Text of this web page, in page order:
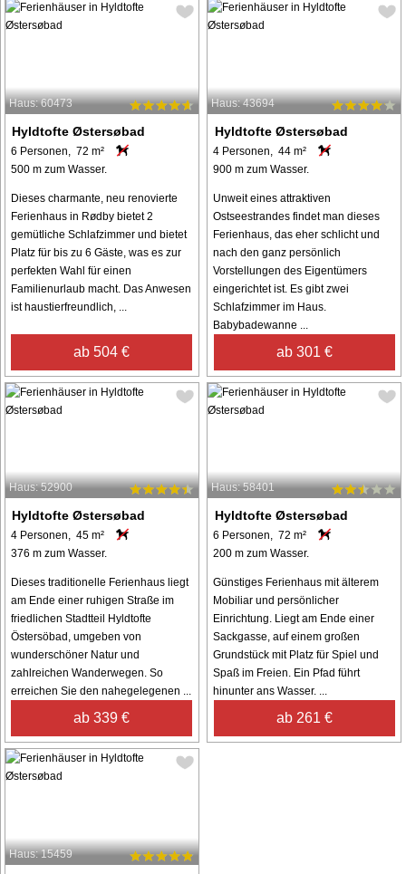
Haus: 60473
Hyldtofte Østersøbad
6 Personen, 72 m²
500 m zum Wasser.
Dieses charmante, neu renovierte
Ferienhaus in Rødby bietet 2
gemütliche Schlafzimmer und bietet
Platz für bis zu 6 Gäste, was es zur
perfekten Wahl für einen
Familienurlaub macht. Das Anwesen
ist haustierfreundlich, ...
ab 504 €
Haus: 43694
Hyldtofte Østersøbad
4 Personen, 44 m²
900 m zum Wasser.
Unweit eines attraktiven
Ostseestrandes findet man dieses
Ferienhaus, das eher schlicht und
nach den ganz persönlich
Vorstellungen des Eigentümers
eingerichtet ist. Es gibt zwei
Schlafzimmer im Haus.
Babybadewanne ...
ab 301 €
Haus: 52900
Hyldtofte Østersøbad
4 Personen, 45 m²
376 m zum Wasser.
Dieses traditionelle Ferienhaus liegt
am Ende einer ruhigen Straße im
friedlichen Stadtteil Hyldtofte
Östersöbad, umgeben von
wunderschöner Natur und
zahlreichen Wanderwegen. So
erreichen Sie den nahegelegenen ...
ab 339 €
Haus: 58401
Hyldtofte Østersøbad
6 Personen, 72 m²
200 m zum Wasser.
Günstiges Ferienhaus mit älterem
Mobiliar und persönlicher
Einrichtung. Liegt am Ende einer
Sackgasse, auf einem großen
Grundstück mit Platz für Spiel und
Spaß im Freien. Ein Pfad führt
hinunter ans Wasser. ...
ab 261 €
Haus: 15459